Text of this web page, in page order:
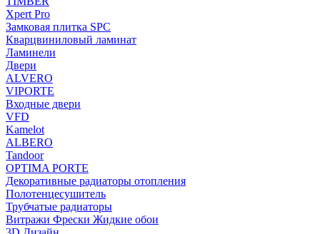
Xpert Pro
Замковая плитка SPC
Кварцвиниловый ламинат
Ламинели
Двери
ALVERO
VIPORTE
Входные двери
VFD
Kamelot
ALBERO
Tandoor
OPTIMA PORTE
Декоративные радиаторы отопления
Полотенцесушитель
Трубчатые радиаторы
Витражи Фрески Жидкие обои